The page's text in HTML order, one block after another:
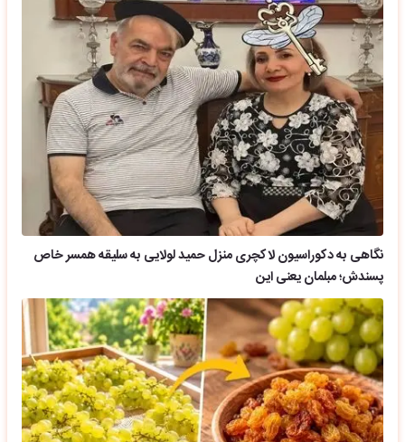
نگاهی به دکوراسیون لاکچری منزل حمید لولایی به سلیقه همسر خاص
پسندش؛ مبلمان یعنی این